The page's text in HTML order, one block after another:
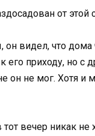
от этой
он видел, что
его приходу, но с
он не мог. Хотя и
вечер никак не